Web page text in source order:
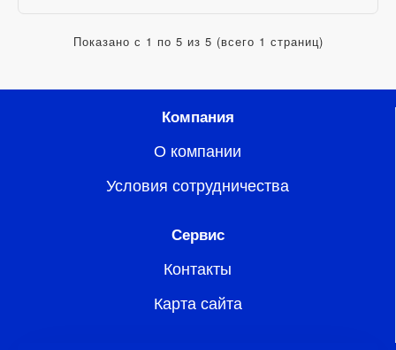
Показано с 1 по 5 из 5 (всего 1 страниц)
Компания
О компании
Условия сотрудничества
Сервис
Контакты
Карта сайта